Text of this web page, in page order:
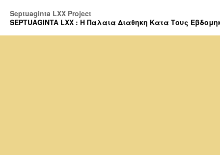
Septuaginta LXX Project
SEPTUAGINTA LXX : Η Παλαια Διαθηκη Κατα Τους